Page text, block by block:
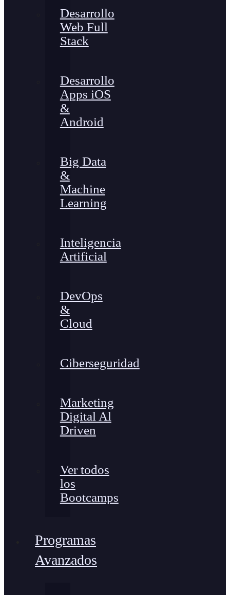
Desarrollo
Web Full
Stack
Desarrollo
Apps iOS
&
Android
Big Data
&
Machine
Learning
Inteligencia
Artificial
DevOps
&
Cloud
Ciberseguridad
Marketing
Digital Al
Driven
Ver todos
los
Bootcamps
Programas
Avanzados